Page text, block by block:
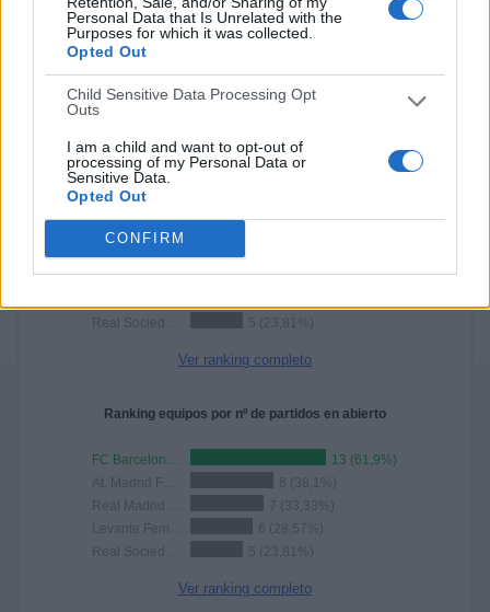
Personal Data that Is Unrelated with the
Purposes for which it was collected.
Opted Out
Child Sensitive Data Processing Opt
Outs
I am a child and want to opt-out of
processing of my Personal Data or
Sensitive Data.
Opted Out
CONFIRM
10 Canales en abierto
TOTAL
12
CANALES
TOTAL
8
Total equipos
Ranking equipos por nº de partidos
FC Barcelona Femenino
At. Madrid Femenino
Real Madrid Femenino
7 (33,33%)
5 (23,81%)
Ver ranking completo
Ranking equipos por nº de partidos en abierto
FC Barcelona Femenino
13 (61,9%)
8 (38,1%)
7 (33,33%)
6 (28,57%)
5 (23,81%)
Ver ranking completo